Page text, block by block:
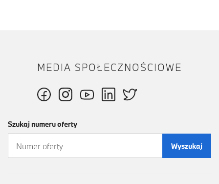
MEDIA SPOŁECZNOŚCIOWE
Szukaj numeru oferty
Wyszukaj